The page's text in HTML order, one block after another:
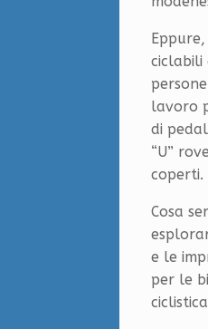
ciclabili
lavoro
di
“U”
coperti.
Cosa
e le
per le